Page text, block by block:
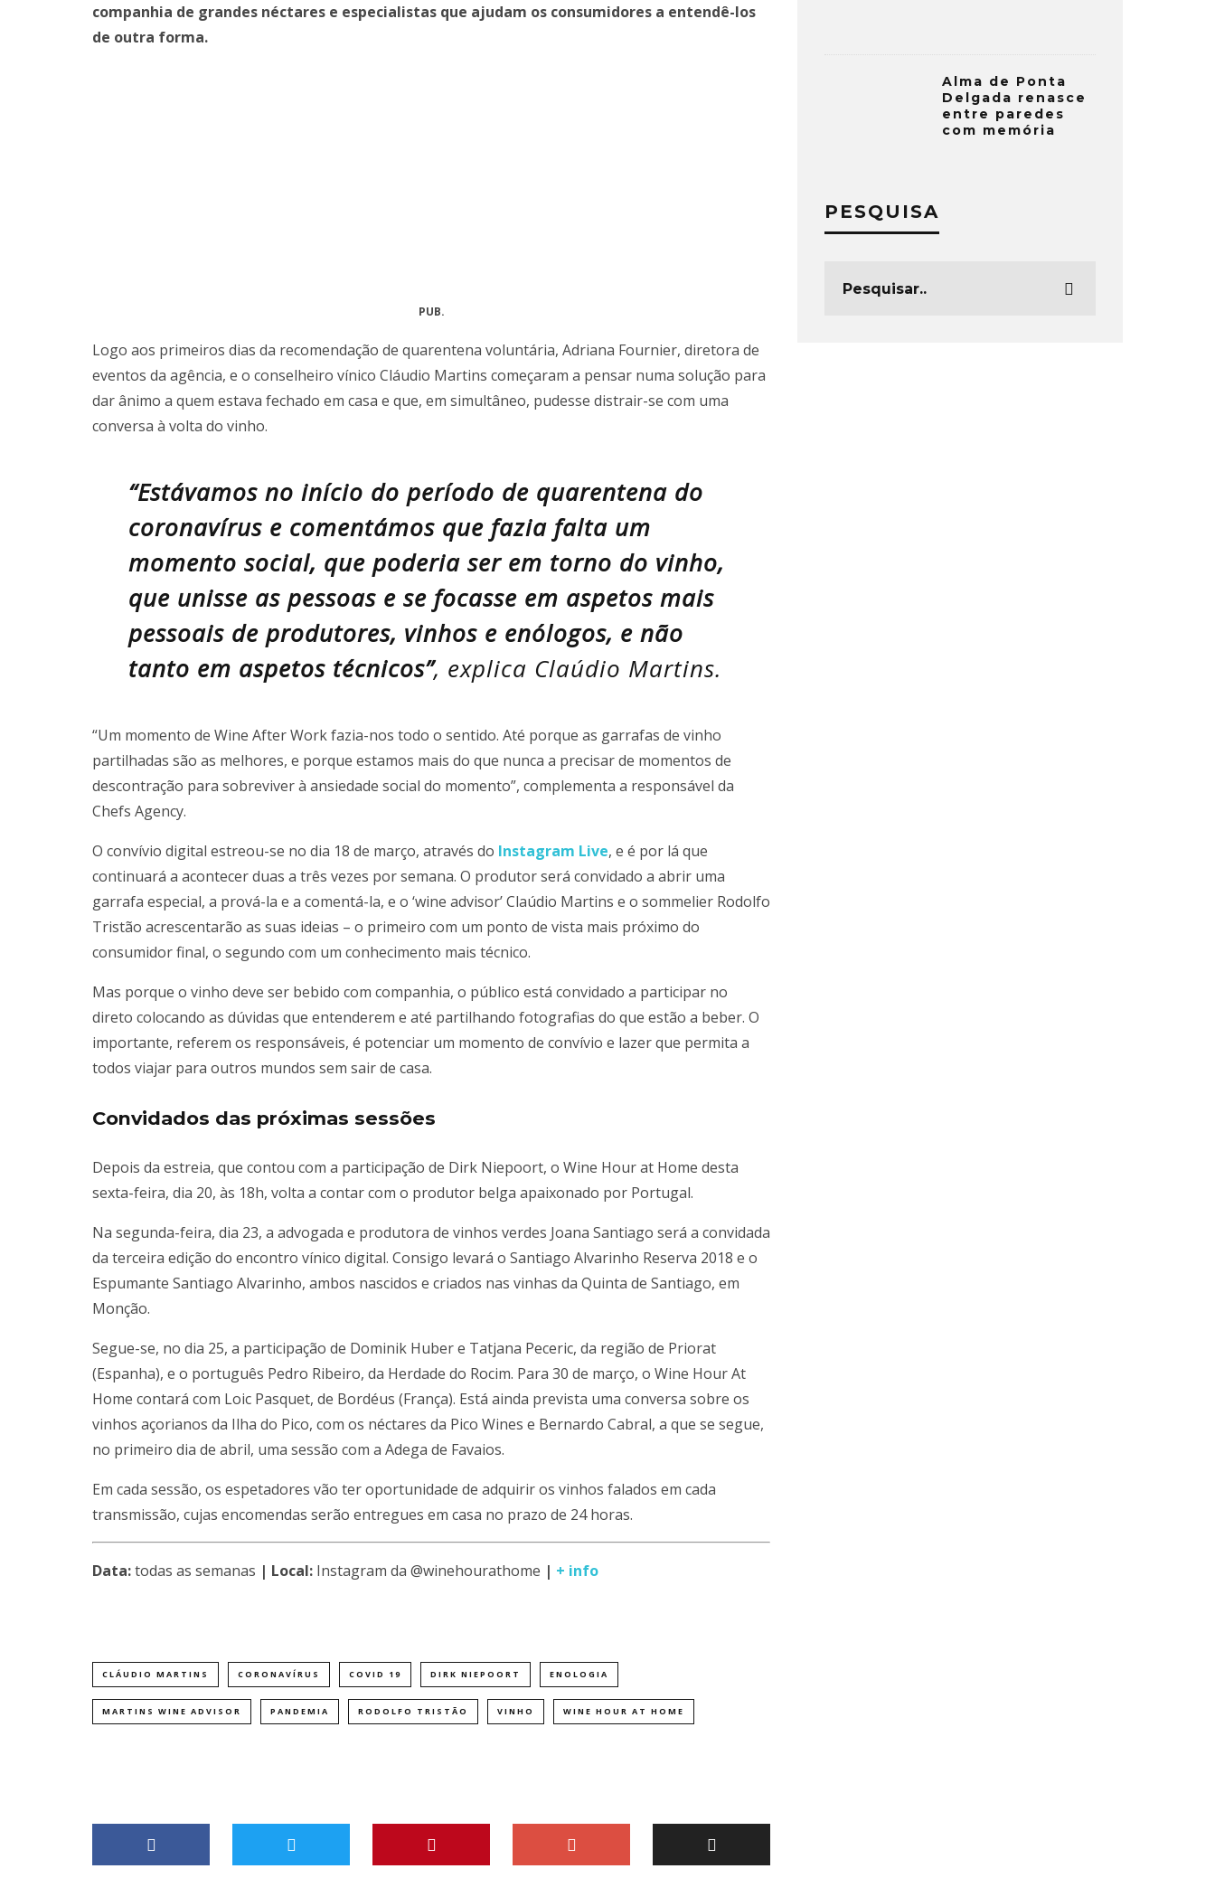
companhia de grandes néctares e especialistas que ajudam os consumidores a entendê-los
de outra forma.
PUB.
Logo aos primeiros dias da recomendação de quarentena voluntária, Adriana Fournier, diretora de
eventos da agência, e o conselheiro vínico Cláudio Martins começaram a pensar numa solução para
dar ânimo a quem estava fechado em casa e que, em simultâneo, pudesse distrair-se com uma
conversa à volta do vinho.
“Estávamos no início do período de quarentena do
coronavírus e comentámos que fazia falta um
momento social, que poderia ser em torno do vinho,
que unisse as pessoas e se focasse em aspetos mais
pessoais de produtores, vinhos e enólogos, e não
tanto em aspetos técnicos”, explica Claúdio Martins.
“Um momento de Wine After Work fazia-nos todo o sentido. Até porque as garrafas de vinho
partilhadas são as melhores, e porque estamos mais do que nunca a precisar de momentos de
descontração para sobreviver à ansiedade social do momento”, complementa a responsável da
Chefs Agency.
O convívio digital estreou-se no dia 18 de março, através do Instagram Live, e é por lá que
continuará a acontecer duas a três vezes por semana. O produtor será convidado a abrir uma
garrafa especial, a prová-la e a comentá-la, e o ‘wine advisor’ Claúdio Martins e o sommelier Rodolfo
Tristão acrescentarão as suas ideias – o primeiro com um ponto de vista mais próximo do
consumidor final, o segundo com um conhecimento mais técnico.
Mas porque o vinho deve ser bebido com companhia, o público está convidado a participar no
direto colocando as dúvidas que entenderem e até partilhando fotografias do que estão a beber. O
importante, referem os responsáveis, é potenciar um momento de convívio e lazer que permita a
todos viajar para outros mundos sem sair de casa.
Convidados das próximas sessões
Depois da estreia, que contou com a participação de Dirk Niepoort, o Wine Hour at Home desta
sexta-feira, dia 20, às 18h, volta a contar com o produtor belga apaixonado por Portugal.
Na segunda-feira, dia 23, a advogada e produtora de vinhos verdes Joana Santiago será a convidada
da terceira edição do encontro vínico digital. Consigo levará o Santiago Alvarinho Reserva 2018 e o
Espumante Santiago Alvarinho, ambos nascidos e criados nas vinhas da Quinta de Santiago, em
Monção.
Segue-se, no dia 25, a participação de Dominik Huber e Tatjana Peceric, da região de Priorat
(Espanha), e o português Pedro Ribeiro, da Herdade do Rocim. Para 30 de março, o Wine Hour At
Home contará com Loic Pasquet, de Bordéus (França). Está ainda prevista uma conversa sobre os
vinhos açorianos da Ilha do Pico, com os néctares da Pico Wines e Bernardo Cabral, a que se segue,
no primeiro dia de abril, uma sessão com a Adega de Favaios.
Em cada sessão, os espetadores vão ter oportunidade de adquirir os vinhos falados em cada
transmissão, cujas encomendas serão entregues em casa no prazo de 24 horas.
Data:todas as semanas | Local: Instagram da @winehourathome | + info
CLÁUDIO MARTINS CORONAVÍRUS COVID 19 DIRK NIEPOORT ENOLOGIA
MARTINS WINE ADVISOR PANDEMIA RODOLFO TRISTÃO VINHO WINE HOUR AT HOME
Alma de Ponta
Delgada renasce
entre paredes
com memória
PESQUISA